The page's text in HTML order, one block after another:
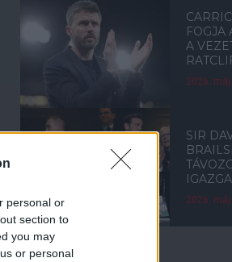
personal or
section to
you may
or personal
FOGJA
A
2026.
SIR
2026.